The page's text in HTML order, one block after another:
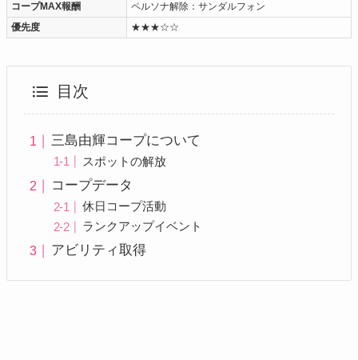
コープMAX報酬
ペルソナ解除：サンダルフォン
優先度
★★★☆☆
目次
三島由輝コープについて
スポットの解放
コープデータ
休日コープ活動
ランクアップイベント
アビリティ取得